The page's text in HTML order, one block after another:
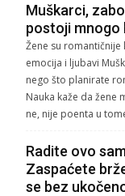
Muškarci,
postoji mnogo
Žene su romantičnije
emocija i ljubavi
nego što planirate
Nauka kaže da žene
ne, nije poenta u
Radite ovo
Zaspaćete
se bez